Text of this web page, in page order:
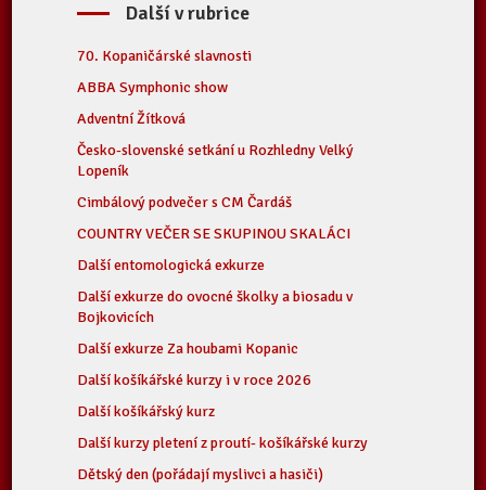
Další v rubrice
70. Kopaničárské slavnosti
ABBA Symphonic show
Adventní Žítková
Česko-slovenské setkání u Rozhledny Velký
Lopeník
Cimbálový podvečer s CM Čardáš
COUNTRY VEČER SE SKUPINOU SKALÁCI
Další entomologická exkurze
Další exkurze do ovocné školky a biosadu v
Bojkovicích
Další exkurze Za houbami Kopanic
Další košíkářské kurzy i v roce 2026
Další košíkářský kurz
Další kurzy pletení z proutí- košíkářské kurzy
Dětský den (pořádají myslivci a hasiči)